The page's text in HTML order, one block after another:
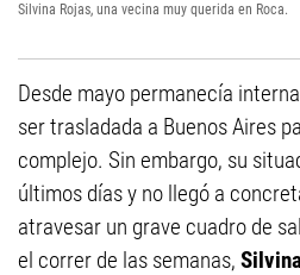
Silvina Rojas, una vecina muy querida en Roca.
Desde mayo permanecía
ser trasladada a Buenos Aires
complejo. Sin embargo, su
últimos días y no llegó a
atravesar un grave cuadro de
el correr de las semanas,